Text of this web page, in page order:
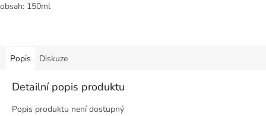
obsah: 150ml
Popis Diskuze
Detailní popis produktu
Popis produktu není dostupný